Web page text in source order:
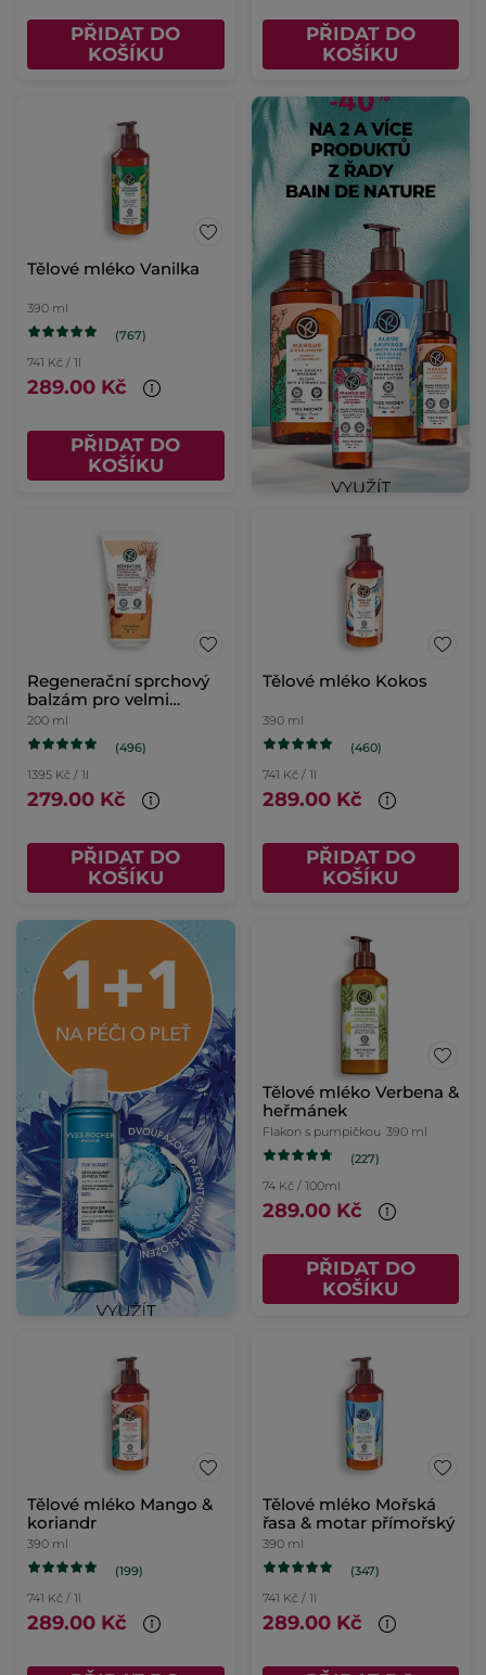
PŘIDAT DO
KOŠÍKU
PŘIDAT DO
KOŠÍKU
Tělové mléko Vanilka
390 ml
(767)
741 Kč / 1l
289.00 Kč
PŘIDAT DO
KOŠÍKU
Regenerační sprchový
balzám pro velmi
suchou pokožku
200 ml
(496)
1395 Kč / 1l
279.00 Kč
PŘIDAT DO
KOŠÍKU
Tělové mléko Kokos
390 ml
(460)
741 Kč / 1l
289.00 Kč
PŘIDAT DO
KOŠÍKU
Tělové mléko Verbena &
heřmánek
Flakon s pumpičkou 390 ml
(227)
74 Kč / 100ml
289.00 Kč
PŘIDAT DO
KOŠÍKU
Tělové mléko Mango &
koriandr
390 ml
(199)
741 Kč / 1l
289.00 Kč
Tělové mléko Mořská
řasa & motar přímořský
390 ml
(347)
741 Kč / 1l
289.00 Kč